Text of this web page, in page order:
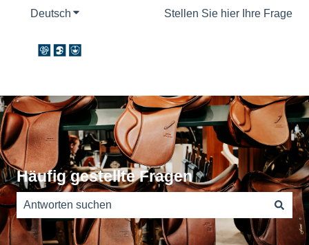
Deutsch Untermenü für Übersetzungen anzeigen
Stellen Sie hier Ihre Frage
Häufig gestellte Fragen
Es gibt keine Vorschläge, da das Suchfeld leer ist.